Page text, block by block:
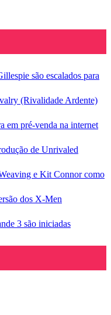
são escalados para
(Rivalidade Ardente)
em pré-venda na internet
de Unrivaled
e Kit Connor como
dos X-Men
3 são iniciadas